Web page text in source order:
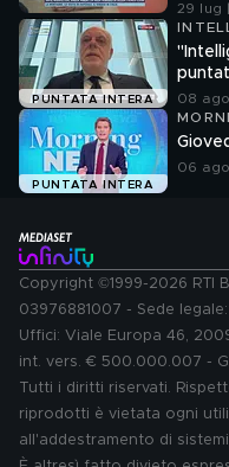
29 lug
PUNTATA INTERA
A NOI
08
PUNTATA INTERA
06
Copyright ©1999-2026 RTI
03976881007 - Sede
Uffici: Viale Europa 46,
int. vers. € 500.000.007 -
Tutti i diritti riservati.
riprodotti è vietata ogni
all'addestramento di